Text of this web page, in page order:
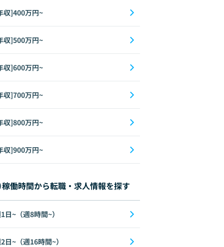
収]400万円~
収]500万円~
収]600万円~
収]700万円~
収]800万円~
収]900万円~
稼働時間から転職・求人情報を探す
日~（週8時間~）
日~（週16時間~）